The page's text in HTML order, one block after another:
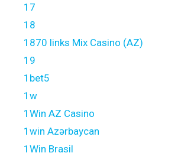
17
18
1870 links Mix Casino (AZ)
19
1bet5
1w
1Win AZ Casino
1win Azərbaycan
1Win Brasil